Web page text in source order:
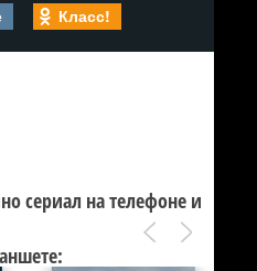
Класс!
сериал на телефоне и